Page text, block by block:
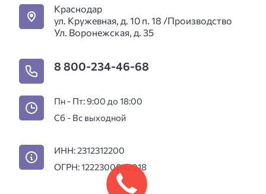
Краснодар
ул. Кружевная, д. 10 п. 18 /Производство
Ул. Воронежская, д. 35
8 800-234-46-68
Пн - Пт: 9:00 до 18:00
Сб - Вс выходной
ИНН: 2312312200
ОГРН: 1222300042018